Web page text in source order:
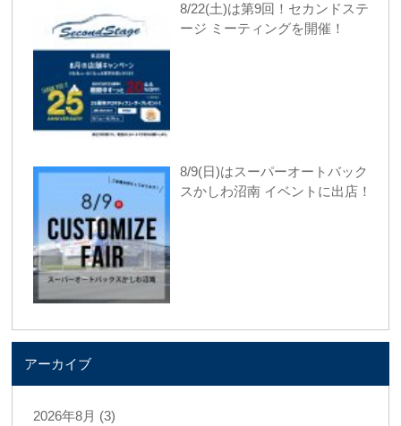
8/22(土)は第9回！セカンドステ
ージ ミーティングを開催！
8/9(日)はスーパーオートバック
スかしわ沼南 イベントに出店！
アーカイブ
2026年8月 (3)